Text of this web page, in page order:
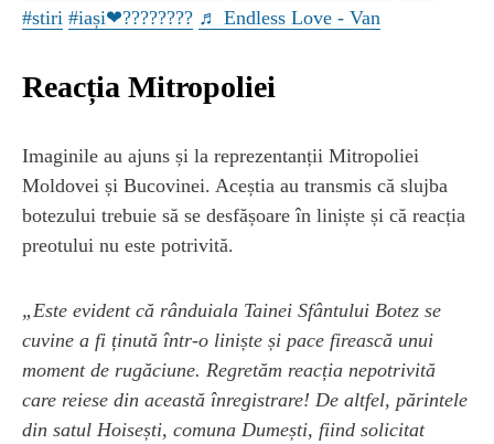
#stiri #iași❤???????? ♬ Endless Love - Van
Reacția Mitropoliei
Imaginile au ajuns și la reprezentanții Mitropoliei
Moldovei și Bucovinei. Aceștia au transmis că slujba
botezului trebuie să se desfășoare în liniște și că reacția
preotului nu este potrivită.
„Este evident că rânduiala Tainei Sfântului Botez se
cuvine a fi ținută într-o liniște și pace firească unui
moment de rugăciune. Regretăm reacția nepotrivită
care reiese din această înregistrare! De altfel, părintele
din satul Hoisești, comuna Dumești, fiind solicitat